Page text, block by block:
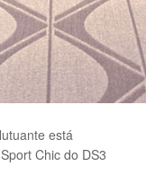
está
Chic do DS3